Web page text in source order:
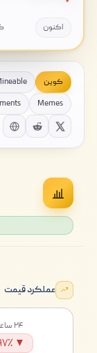
اکنون
کوین
Memes
عملکرد قیمت
۲۴ ساعت
▼ ۰.۹۷٪